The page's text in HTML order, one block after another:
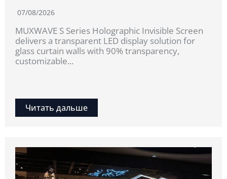
07/08/2026
MUXWAVE S Series Holographic Invisible Screen
delivers a transparent LED display solution for
glass curtain walls with 90% transparency,
customizable...
Читать дальше